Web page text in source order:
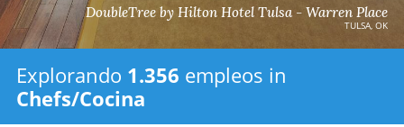
DoubleTree by Hilton Hotel Tulsa - Warren Place
TULSA, OK
Explorando 1.356 empleos in
Chefs/Cocina